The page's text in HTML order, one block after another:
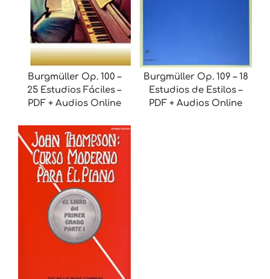
Burgmüller Op. 100 –
25 Estudios Fáciles –
PDF + Audios Online
Burgmüller Op. 109 – 18
Estudios de Estilos –
PDF + Audios Online